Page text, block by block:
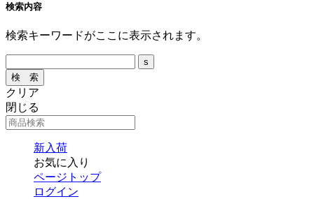
検索内容
検索キーワードがここに表示されます。
クリア
閉じる
新入荷
お気に入り
ページトップ
ログイン